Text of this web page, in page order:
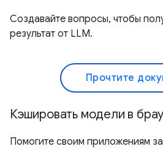
Создавайте вопросы, чтобы
результат от LLM.
Прочтите
Кэшировать модели в
Помогите своим приложениям